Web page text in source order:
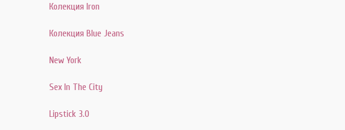
Колекция Iron
Колекция Blue Jeans
New York
Sex In The City
Lipstick 3.0